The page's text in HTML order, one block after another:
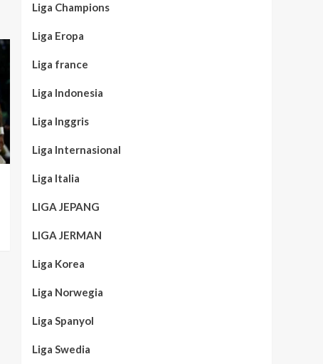
Liga Champions
Liga Eropa
Liga france
Liga Indonesia
Liga Inggris
Liga Internasional
Liga Italia
LIGA JEPANG
LIGA JERMAN
Liga Korea
Liga Norwegia
Liga Spanyol
Liga Swedia